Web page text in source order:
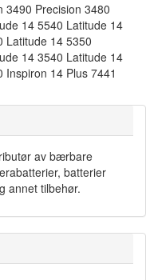
3490 Precision 3480
14 5540 Latitude 14
Latitude 14 5350
14 3540 Latitude 14
14 Plus 7441
av bærbare
batterier
annet tilbehør.